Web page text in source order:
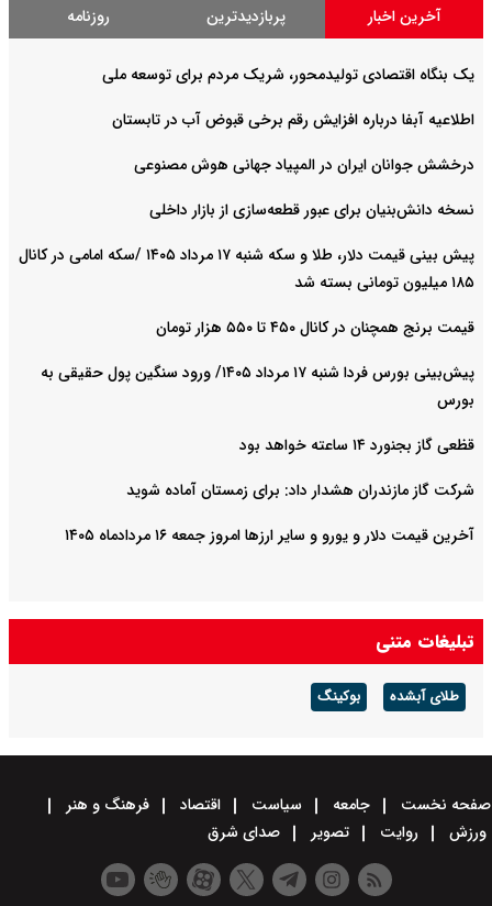
آخرین اخبار پربازدیدترین روزنامه
یک بنگاه اقتصادی تولیدمحور، شریک مردم برای توسعه ملی
اطلاعیه آبفا درباره افزایش رقم برخی قبوض آب در تابستان
درخشش جوانان ایران در المپیاد جهانی هوش مصنوعی
نسخه دانش‌بنیان برای عبور قطعه‌سازی از بازار داخلی
پیش ‌بینی قیمت دلار، طلا و سکه شنبه ۱۷ مرداد ۱۴۰۵ /سکه امامی در کانال
۱۸۵ میلیون تومانی بسته شد
قیمت برنج همچنان در کانال ۴۵۰ تا ۵۵۰ هزار تومان
پیش‌بینی بورس فردا شنبه ۱۷ مرداد ۱۴۰۵/ ورود سنگین پول حقیقی به
بورس
قظعی گاز بجنورد ۱۴ ساعته خواهد بود
شرکت گاز مازندران هشدار داد: برای زمستان آماده شوید
آخرین قیمت دلار و یورو و سایر ارزها امروز جمعه ۱۶ مردادماه ۱۴۰۵
تبلیغات متنی
طلای آبشده بوکینگ
صفحه نخست جامعه سیاست اقتصاد
فرهنگ و هنر
ورزش
روایت تصویر صدای شرق